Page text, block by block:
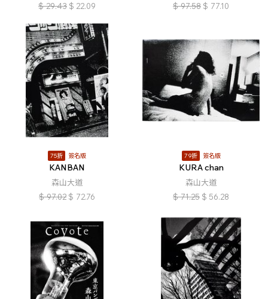
$ 29.43 $ 22.09
$ 97.58 $ 77.10
75折 簽名版
KANBAN
森山大道
$ 97.02 $ 72.76
79折 簽名版
KURA chan
森山大道
$ 71.25 $ 56.28